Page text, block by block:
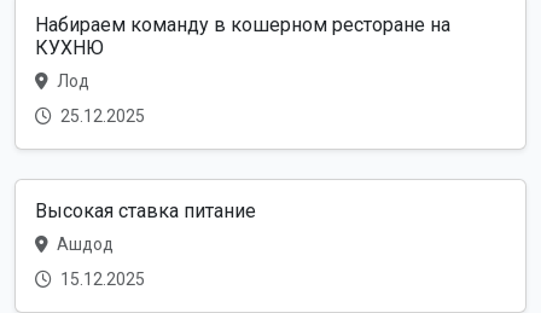
Набираем команду в кошерном ресторане на
КУХНЮ
Лод
25.12.2025
Высокая ставка питание
Ашдод
15.12.2025